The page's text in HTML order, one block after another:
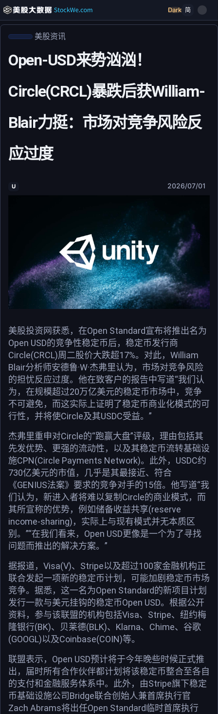
Dark 简
美股资讯
Open-USD来势汹汹！
Circle(CRCL)暴跌后获William-
Blair力挺：市场对竞争风险反
应过度
U 2026/07/01
美股投资网获悉，在Open Standard宣布将推出名为
Open USD的竞争性稳定币后，稳定币发行商
Circle(CRCL)周二股价大跌超17%。对此，William
Blair分析师安德鲁·W·杰弗里认为，市场对竞争风险
的担忧反应过度。他在致客户的报告中写道“我们认
为，在规模超过20万亿美元的稳定币市场中，竞争
不可避免，而这实际上证明了稳定币商业化模式的可
行性，并将使Circle及其USDC受益。”
杰弗里重申对Circle的“跑赢大盘”评级，理由包括其
先发优势、更强的流动性，以及其稳定币流转基础设
施CPN(Circle Payments Network)。此外，USDC约
730亿美元的市值，几乎是其最接近、符合
《GENIUS法案》要求的竞争对手的15倍。他写道“我
们认为，新进入者将难以复制Circle的商业模式，而
其所宣称的优势，例如储备收益共享(reserve
income-sharing)，实际上与现有模式并无本质区
别。”“在我们看来，Open USD更像是一个为了寻找
问题而推出的解决方案。”
据报道，Visa(V)、Stripe以及超过100家金融机构正
联合发起一项新的稳定币计划，可能加剧稳定币市场
竞争。据悉，这一名为Open Standard的新项目计划
发行一款与美元挂钩的稳定币Open USD。根据公开
资料，参与该联盟的机构包括Visa、Stripe、纽约梅
隆银行(BK)、贝莱德(BLK)、Klarna、Chime、谷歌
(GOOGL)以及Coinbase(COIN)等。
联盟表示，Open USD预计将于今年晚些时候正式推
出，届时所有合作伙伴都计划将该稳定币整合至各自
的支付和金融服务体系中。此外，由Stripe旗下稳定
币基础设施公司Bridge联合创始人兼首席执行官
Zach Abrams将出任Open Standard临时首席执行